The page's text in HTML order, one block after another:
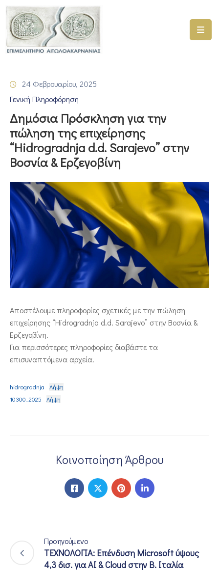
ΑΡΧΙΚΗ
ΓΕΜΗ
–
ΠΡΟΓΡΑΜΜΑΤΑ
ΕΠΙΜΕΛΗΤΗΡΙΟΥ
ΣΥΜΜΕΤΟΧΗ
ΕΤΑΙΡΕΙΕΣ
ΕΠΙΚΑΙΡΟΤΗΤΑ
ΕΠΙΚΟΙΝΩΝΙΑ
24 Φεβρουαρίου, 2025
Γενική Πληροφόρηση
Δημόσια Πρόσκληση για την
πώληση της επιχείρησης
“Hidrogradnja d.d. Sarajevo” στην
Βοσνία & Ερζεγοβίνη
Αποστέλουμε πληροφορίες σχετικές με την πώληση
επιχείρησης “Hidrogradnja d.d. Sarajevo” στην Βοσνία &
Ερζεγοβίνη.
Για περισσότερες πληροφορίες διαβάστε τα
επισυναπτόμενα αρχεία.
hidrogradnja
Λήψη
10300_2025
Λήψη
Κοινοποίηση Άρθρου
Προηγούμενο
ΤΕΧΝΟΛΟΓΙΑ: Επένδυση Microsoft ύψους
4,3 δισ. για AI & Cloud στην Β. Ιταλία